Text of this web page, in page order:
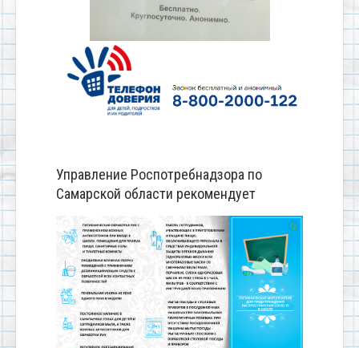
Управление Роспотребнадзора по
Самарской области рекомендует